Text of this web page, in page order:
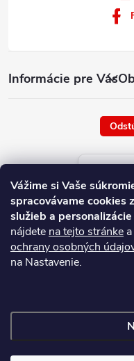
Vážime si Vaše
spracovávame cookies
služieb a
nájdete na tejto stránke
ochrany osobných
na Nastavenie.
Informácie pre Vás
Copyright 2026